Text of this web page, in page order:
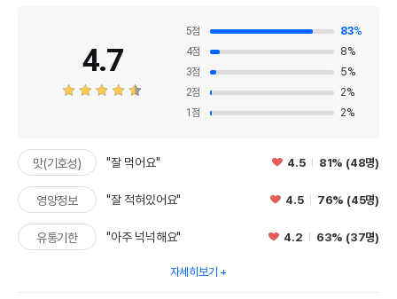
4.7
5점 83%
4점 8%
3점 5%
2점 2%
1 점 2%
맛(기호성) "잘 먹어요" 4.5 81% (48명)
영양정보 "잘 적혀있어요" 4.5 76% (45명)
유통기한 "아주 넉넉해요" 4.2 63% (37명)
자세히보기